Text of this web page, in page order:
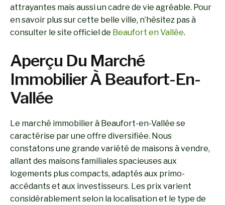
attrayantes mais aussi un cadre de vie agréable. Pour
en savoir plus sur cette belle ville, n’hésitez pas à
consulter le site officiel de Beaufort en Vallée.
Aperçu Du Marché
Immobilier À Beaufort-En-
Vallée
Le marché immobilier à Beaufort-en-Vallée se
caractérise par une offre diversifiée. Nous
constatons une grande variété de maisons à vendre,
allant des maisons familiales spacieuses aux
logements plus compacts, adaptés aux primo-
accédants et aux investisseurs. Les prix varient
considérablement selon la localisation et le type de